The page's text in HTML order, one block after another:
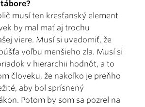
musí ten kresťanský element
by mal mať aj trochu
viere. Musí si uvedomiť, že
voľbu menšieho zla. Musí si
v hierarchii hodnôt, a to
človeku, že nakoľko je preňho
aby bol sprísnený
Potom by som sa pozrel na